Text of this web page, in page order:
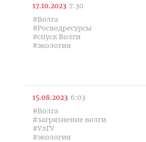
17.10.2023 7:30
#Волга
#Росводресурсы
#спуск Волги
#экология
15.08.2023 6:03
#Волга
#загрязнение волги
#УлГУ
#экология